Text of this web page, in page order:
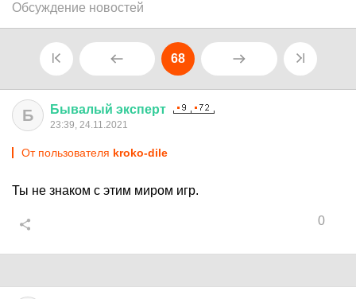
Обсуждение новостей
68
Б Бывалый эксперт
23:39, 24.11.2021
От пользователя kroko-dile
Ты не знаком с этим миром игр.
0